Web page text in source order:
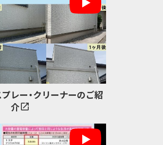
レー・クリーナーのご紹
介